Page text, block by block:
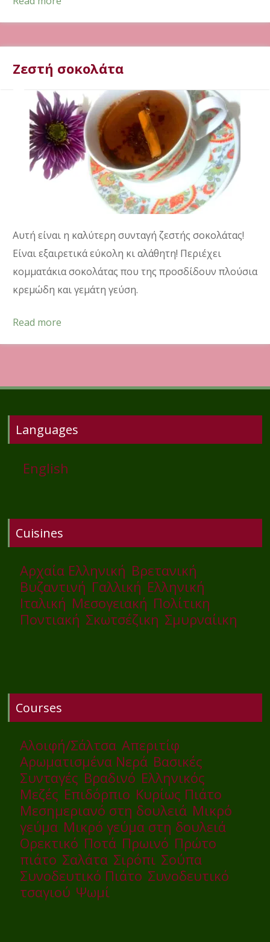
Ζεστή σοκολάτα
Αυτή είναι η καλύτερη συνταγή ζεστής σοκολάτας!
Είναι εξαιρετικά εύκολη κι αλάθητη! Περιέχει
κομματάκια σοκολάτας που της προσδίδουν πλούσια
κρεμώδη και γεμάτη γεύση.
Read more
Languages
English
Cuisines
Αρχαία Ελληνική Βρετανική
Βυζαντινή Γαλλική Ελληνική
Ιταλική Μεσογειακή Πολίτικη
Ποντιακή Σκωτσέζικη Σμυρναίικη
Courses
Αλοιφή/Σάλτσα Απεριτίφ
Αρωματισμένα Νερά Βασικές
Συνταγές Βραδινό Ελληνικός
Μεζές Επιδόρπιο Κυρίως Πιάτο
Μεσημεριανό στη δουλειά Μικρό
γεύμα Μικρό γεύμα στη δουλειά
Ορεκτικό Ποτά Πρωινό Πρώτο
πιάτο Σαλάτα Σιρόπι Σούπα
Συνοδευτικό Πιάτο Συνοδευτικό
τσαγιού Ψωμί